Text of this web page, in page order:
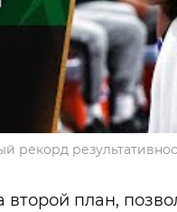
рекорд
план,